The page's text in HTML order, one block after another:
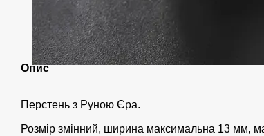
Опис
Перстень з Руною Єра.
Розмір змінний, ширина максимальна 13 мм,